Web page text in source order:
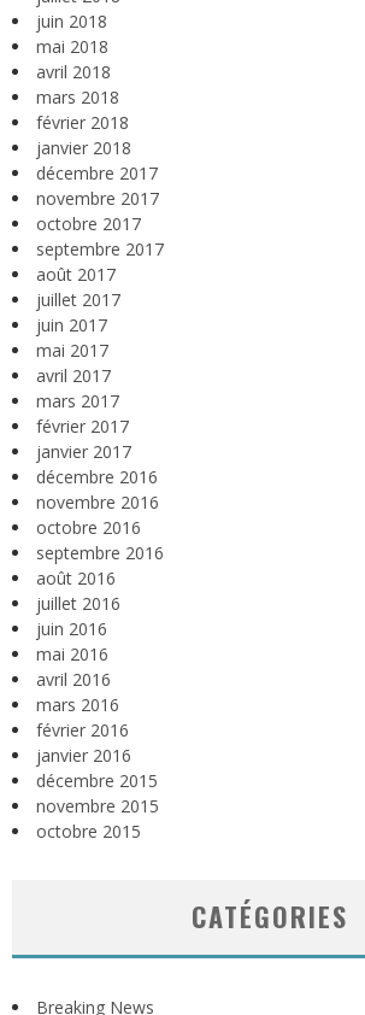
juin 2018
mai 2018
avril 2018
mars 2018
février 2018
janvier 2018
décembre 2017
novembre 2017
octobre 2017
septembre 2017
août 2017
juillet 2017
juin 2017
mai 2017
avril 2017
mars 2017
février 2017
janvier 2017
décembre 2016
novembre 2016
octobre 2016
septembre 2016
août 2016
juillet 2016
juin 2016
mai 2016
avril 2016
mars 2016
février 2016
janvier 2016
décembre 2015
novembre 2015
octobre 2015
CATÉGORIES
Breaking News